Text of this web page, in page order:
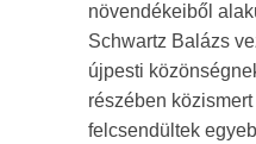
növendékeiből
Schwartz Balázs
újpesti
részében
felcsendültek